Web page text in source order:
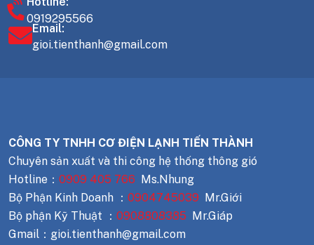
0919295566
Email:
gioi.tienthanh@gmail.com
CÔNG TY TNHH CƠ ĐIỆN LẠNH TIẾN THÀNH
Chuyên sản xuất và thi công hệ thống thông gió
Hotline： 0909 405 766 Ms.Nhung
Bộ Phận Kinh Doanh ： 0904745039 Mr.Giới
Bộ phận Kỹ Thuật ： 0908808385 Mr.Giáp
Gmail：gioi.tienthanh@gmail.com